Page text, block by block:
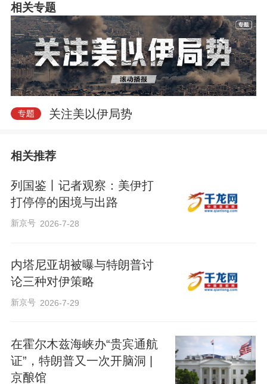
相关专题
关注美以伊局势
相关推荐
列国鉴丨记者观察：美伊打
打停停的困境与出路
新京号 2026-7-28
内塔尼亚胡被曝与特朗普讨
论三种对伊策略
新京号 2026-7-29
在霍尔木兹海峡办“贵宾通航
证”，特朗普又一次开脑洞 |
京酿馆